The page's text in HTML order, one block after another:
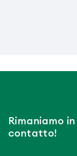
Rimaniamo in
contatto!